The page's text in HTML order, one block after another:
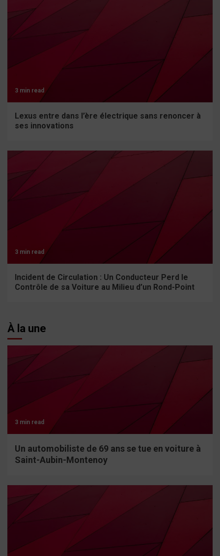
3 min read
Lexus entre dans l’ère électrique sans renoncer à
ses innovations
3 min read
Incident de Circulation : Un Conducteur Perd le
Contrôle de sa Voiture au Milieu d’un Rond-Point
À la une
3 min read
Un automobiliste de 69 ans se tue en voiture à
Saint-Aubin-Montenoy